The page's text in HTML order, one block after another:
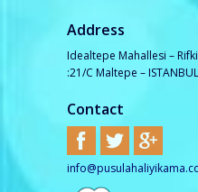
Address
Idealtepe Mahallesi –
:21/C Maltepe – ISTANBUL
Contact